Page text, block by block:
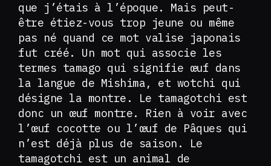
que j’étais à l’époque. Mais peut-
être étiez-vous trop jeune ou même
pas né quand ce mot valise japonais
fut créé. Un mot qui associe les
termes tamago qui signifie œuf dans
la langue de Mishima, et wotchi qui
désigne la montre. Le tamagotchi est
donc un œuf montre. Rien à voir avec
l’œuf cocotte ou l’œuf de Pâques qui
n’est déjà plus de saison. Le
tamagotchi est un animal de